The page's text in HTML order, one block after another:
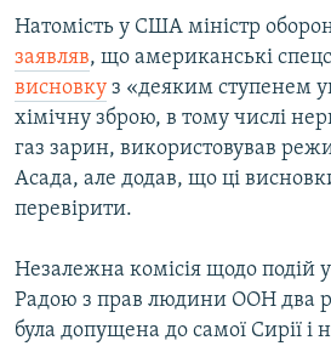
Натомість у США міністр
заявляв, що американські
висновку з «деяким ступенем
хімічну зброю, в тому числі
газ зарин, використовував
Асада, але додав, що ці
перевірити.
Незалежна комісія щодо подій
Радою з прав людини ООН два
була допущена до самої Сирії і